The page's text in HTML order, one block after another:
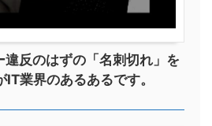
違反のはずの「名刺切れ」を
IT業界のあるあるです。